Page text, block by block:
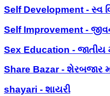
Self Development - સ્વ
Self Improvement -
Sex Education - જાતીય
Share Bazar - શેરબજાર
shayari - શાયરી